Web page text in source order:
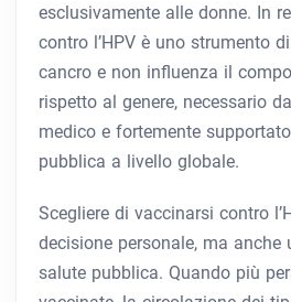
esclusivamente alle donne. In
contro l’HPV è uno strumento
cancro e non influenza il
rispetto al genere, necessario
medico e fortemente
pubblica a livello globale.
Scegliere di vaccinarsi contro
decisione personale, ma anche
salute pubblica. Quando più